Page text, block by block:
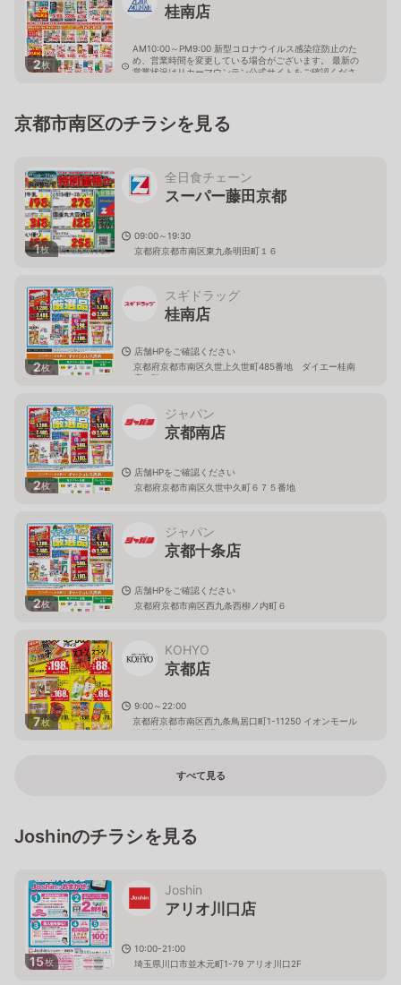
2枚
桂南店
AM10:00～PM9:00 新型コロナウイルス感染症防止のた
め、営業時間を変更している場合がございます。 最新の
営業状況はリカーマウンテン公式サイトをご確認くださ
京都市南区のチラシを見る
1枚
全日食チェーン
スーパー藤田京都
09:00～19:30
京都府京都市南区東九条明田町１６
2枚
スギドラッグ
桂南店
店舗HPをご確認ください
京都府京都市南区久世上久世町485番地 ダイエー桂南
店１階
2枚
ジャパン
京都南店
店舗HPをご確認ください
京都府京都市南区久世中久町６７５番地
2枚
ジャパン
京都十条店
店舗HPをご確認ください
京都府京都市南区西九条西柳ノ内町６
7枚
KOHYO
京都店
9:00～22:00
京都府京都市南区西九条鳥居口町1-11250 イオンモール
KYOTO Sakura館1F
すべて見る
Joshinのチラシを見る
15枚
Joshin
アリオ川口店
10:00-21:00
埼玉県川口市並木元町1-79 アリオ川口2F